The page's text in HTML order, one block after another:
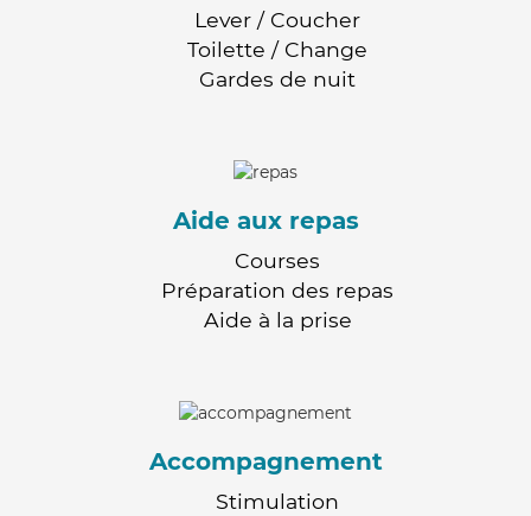
Lever / Coucher
Toilette / Change
Gardes de nuit
Aide aux repas
Courses
Préparation des repas
Aide à la prise
Accompagnement
Stimulation